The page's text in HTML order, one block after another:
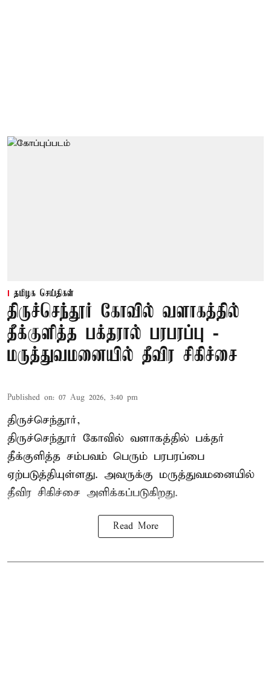
தமிழக செய்திகள்
திருச்செந்தூர் கோவில் வளாகத்தில்
தீக்குளித்த பக்தரால் பரபரப்பு -
மருத்துவமனையில் தீவிர சிகிச்சை
Published on: 07 Aug 2026, 3:40 pm
திருச்செந்தூர்,
திருச்செந்தூர் கோவில் வளாகத்தில் பக்தர்
தீக்குளித்த சம்பவம் பெரும் பரபரப்பை
ஏற்படுத்தியுள்ளது. அவருக்கு மருத்துவமனையில்
தீவிர சிகிச்சை அளிக்கப்படுகிறது.
Read More